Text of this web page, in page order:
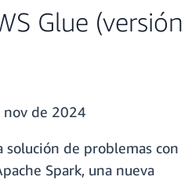
Glue (versión
nov de 2024
solución de problemas con
Spark, una nueva